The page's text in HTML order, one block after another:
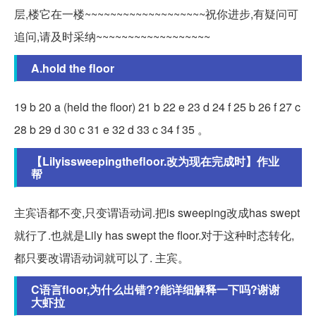
层,楼它在一楼~~~~~~~~~~~~~~~~~~~祝你进步,有疑问可
追问,请及时采纳~~~~~~~~~~~~~~~~~~
A.hold the floor
19 b 20 a (held the floor) 21 b 22 e 23 d 24 f 25 b 26 f 27 c
28 b 29 d 30 c 31 e 32 d 33 c 34 f 35 。
【Lilyissweepingthefloor.改为现在完成时】作业
帮
主宾语都不变,只变谓语动词.把is sweeping改成has swept
就行了.也就是Lily has swept the floor.对于这种时态转化,
都只要改谓语动词就可以了. 主宾。
C语言floor,为什么出错??能详细解释一下吗?谢谢
大虾拉